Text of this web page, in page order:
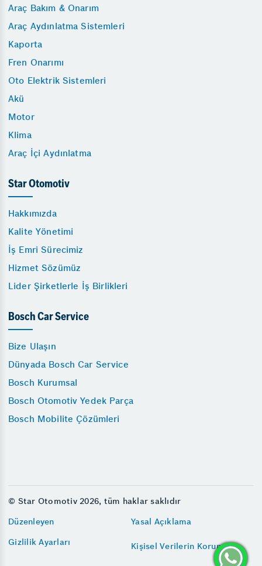
Araç Bakım & Onarım
Araç Aydınlatma Sistemleri
Kaporta
Fren Onarımı
Oto Elektrik Sistemleri
Akü
Motor
Klima
Araç İçi Aydınlatma
Star Otomotiv
Hakkımızda
Kalite Yönetimi
İş Emri Sürecimiz
Hizmet Sözümüz
Lider Şirketlerle İş Birlikleri
Bosch Car Service
Bize Ulaşın
Dünyada Bosch Car Service
Bosch Kurumsal
Bosch Otomotiv Yedek Parça
Bosch Mobilite Çözümleri
© Star Otomotiv 2026, tüm haklar saklıdır
Düzenleyen
Yasal Açıklama
Gizlilik Ayarları
Kişisel Verilerin Korunması